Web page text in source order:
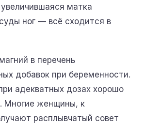
матка
ног — всё сходится в
в перечень
добавок при беременности.
адекватных дозах хорошо
Многие женщины, к
расплывчатый совет